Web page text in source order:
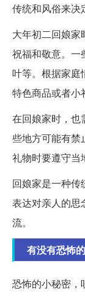
传统和风俗来决
大年初二回娘家
祝福和敬意。一
叶等。根据家庭
特色商品或者小
在回娘家时，也
些地方可能有禁
礼物时要遵守当
回娘家是一种传
表达对亲人的思
流。
有没有恐怖
恐怖的小秘密，